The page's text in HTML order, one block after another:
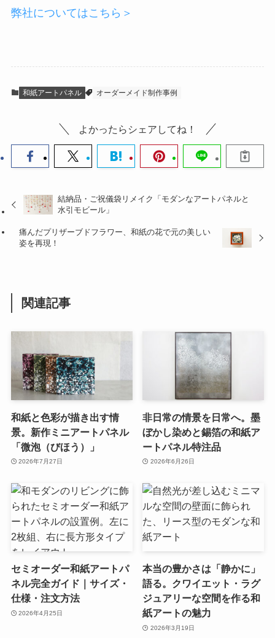
弊社についてはこちら＞
和紙アートパネル オーダーメイド制作事例
よかったらシェアしてね！
結納品・ご祝儀袋リメイク「モダンなアートパネルと
水引モビール」
痛んだプリザーブドフラワー、和紙の花で元の美しい
姿を再現！
関連記事
和紙と色彩が描き出す情
景。新作ミニアートパネル
「微泡（びほう）」
2026年7月27日
非日常の情景を日常へ。墨
ぼかし染めと錫箔の和紙ア
ートパネル特注品
2026年6月26日
セミオーダー和紙アートパ
ネル完全ガイド｜サイズ・
仕様・注文方法
2026年4月25日
本当の豊かさは「静かに」
語る。クワイエット・ラグ
ジュアリーな空間を作る和
紙アートの魅力
2026年3月19日